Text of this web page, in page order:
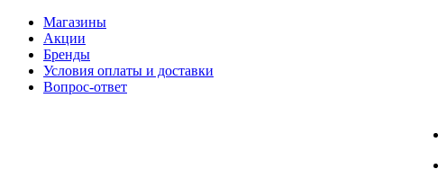
Магазины
Акции
Бренды
Условия оплаты и доставки
Вопрос-ответ